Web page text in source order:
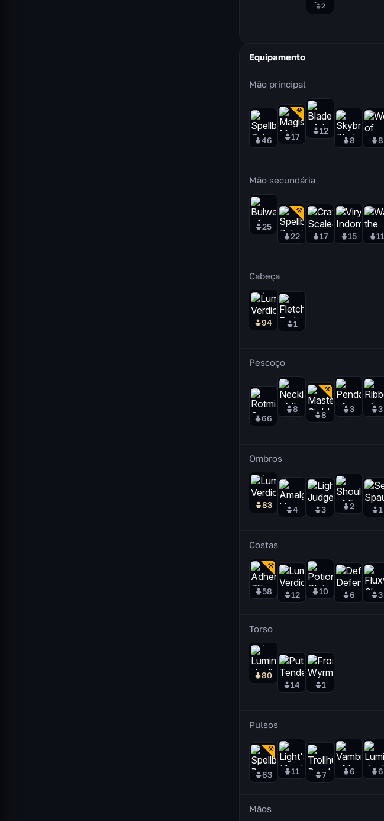
2
Equipamento
Mão principal
46 17
12
8
8
Mão secundária
25
22
17 15 11
Cabeça
94 1
Pescoço
66
8
8
3 3
Ombros
83 4 3 2 1
Costas
58 12 10 6 3
Torso
80
14
1
Pulsos
63 11 7 6 6
Mãos